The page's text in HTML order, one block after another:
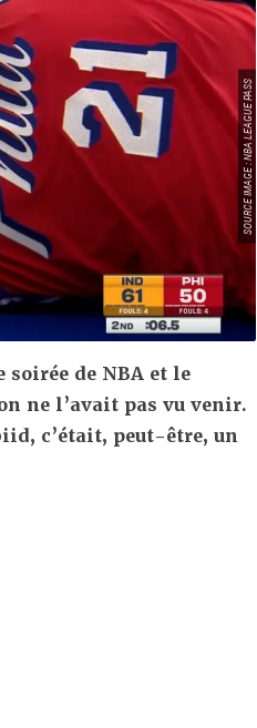
SOURCE IMAGE : NBA LEAGUE PASS
de NBA et le
ne l’avait pas vu venir.
c’était, peut-être, un